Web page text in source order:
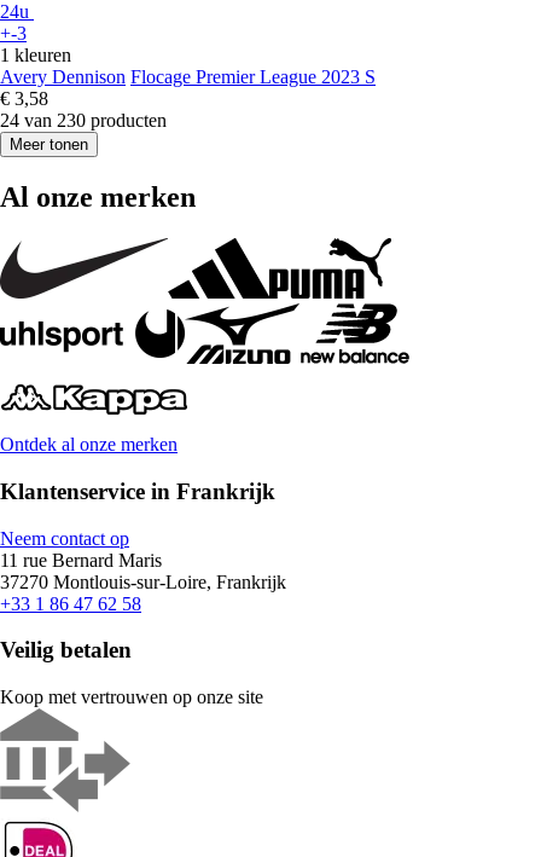
24u
+-3
1 kleuren
Avery Dennison Flocage Premier League 2023 S
€ 3,58
24 van 230 producten
Meer tonen
Al onze merken
Ontdek al onze merken
Klantenservice in Frankrijk
Neem contact op
11 rue Bernard Maris
37270 Montlouis-sur-Loire, Frankrijk
+33 1 86 47 62 58
Veilig betalen
Koop met vertrouwen op onze site